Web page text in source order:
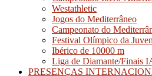
Westathletic
Jogos do Mediterrâneo
Campeonato do
Festival Olímpico da
Ibérico de 10000 m
Liga de Diamante/Finais
PRESENÇAS